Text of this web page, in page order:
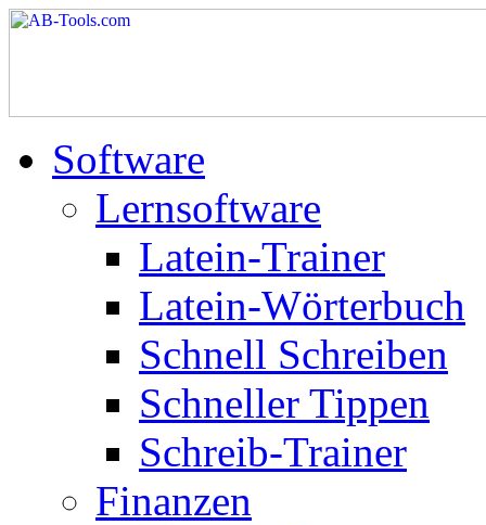
Software
Lernsoftware
Latein-Trainer
Latein-Wörterbuch
Schnell Schreiben
Schneller Tippen
Schreib-Trainer
Finanzen